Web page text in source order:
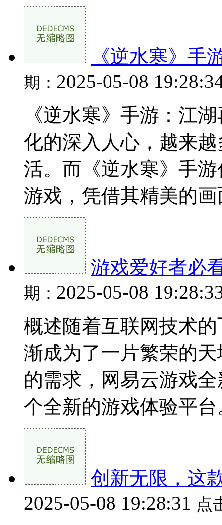
《逆水寒》手
期： 2025-05-08
《逆水寒》手游：江
化的深入人心，越来
活。而《逆水寒》手
游戏，凭借其精美的画
游戏爱好者必
期： 2025-05-08
概述随着互联网技术
渐成为了一片繁荣的
的需求，网易云游戏
个全新的游戏体验平台
创新无限，这
2025-05-08 19:28:31 点